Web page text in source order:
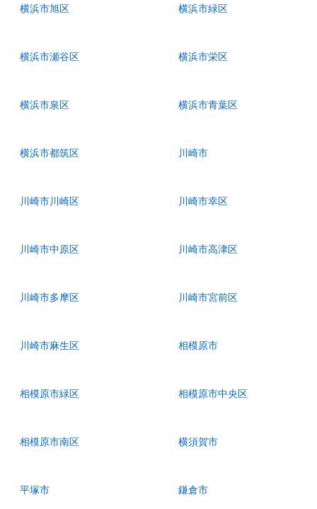
横浜市旭区 横浜市緑区
横浜市瀬谷区 横浜市栄区
横浜市泉区 横浜市青葉区
横浜市都筑区 川崎市
川崎市川崎区 川崎市幸区
川崎市中原区 川崎市高津区
川崎市多摩区 川崎市宮前区
川崎市麻生区 相模原市
相模原市緑区 相模原市中央区
相模原市南区 横須賀市
平塚市 鎌倉市